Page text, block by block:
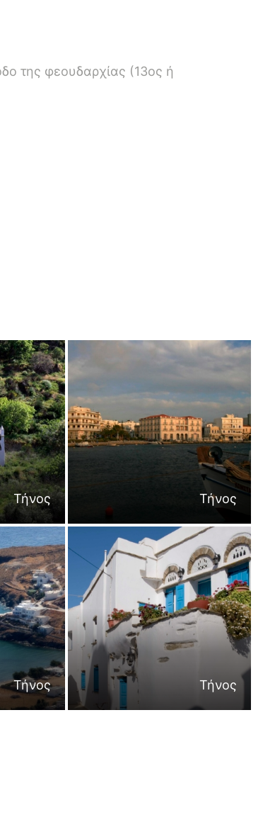
της φεουδαρχίας (13ος ή
Τήνος Τήνος
Τήνος Τήνος